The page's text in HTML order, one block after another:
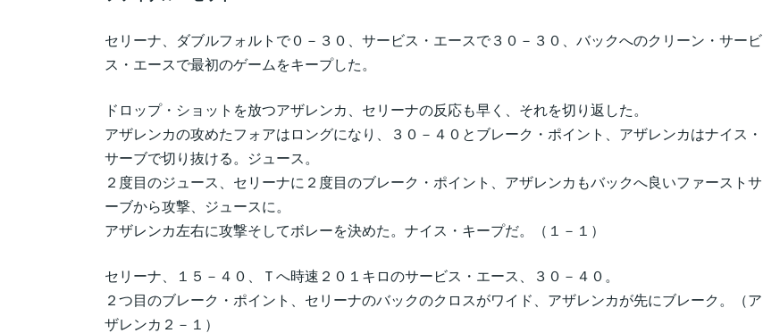
セリーナ、ダブルフォルトで０－３０、サービス・エースで３０－３０、バックへのクリーン・サービ
ス・エースで最初のゲームをキープした。
ドロップ・ショットを放つアザレンカ、セリーナの反応も早く、それを切り返した。
アザレンカの攻めたフォアはロングになり、３０－４０とブレーク・ポイント、アザレンカはナイス・
サーブで切り抜ける。ジュース。
２度目のジュース、セリーナに２度目のブレーク・ポイント、アザレンカもバックへ良いファーストサ
ーブから攻撃、ジュースに。
アザレンカ左右に攻撃そしてボレーを決めた。ナイス・キープだ。（１－１）
セリーナ、１５－４０、Ｔへ時速２０１キロのサービス・エース、３０－４０。
２つ目のブレーク・ポイント、セリーナのバックのクロスがワイド、アザレンカが先にブレーク。（ア
ザレンカ２－１）